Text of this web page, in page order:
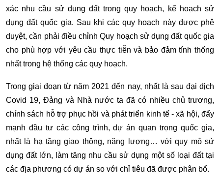
xác nhu cầu sử dụng đất trong quy hoạch, kế hoạch sử
dụng đất quốc gia. Sau khi các quy hoạch này được phê
duyệt, cần phải điều chỉnh Quy hoạch sử dụng đất quốc gia
cho phù hợp với yêu cầu thực tiễn và bảo đảm tính thống
nhất trong hệ thống các quy hoạch.
Trong giai đoạn từ năm 2021 đến nay, nhất là sau đại dịch
Covid 19, Đảng và Nhà nước ta đã có nhiều chủ trương,
chính sách hỗ trợ phục hồi và phát triển kinh tế - xã hội, đẩy
mạnh đầu tư các công trình, dự án quan trọng quốc gia,
nhất là hạ tầng giao thông, năng lượng… với quy mô sử
dụng đất lớn, làm tăng nhu cầu sử dụng một số loại đất tại
các địa phương có dự án so với chỉ tiêu đã được phân bổ.